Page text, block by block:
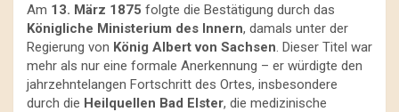
Am 13. März 1875 folgte die Bestätigung durch das
Königliche Ministerium des Innern, damals unter der
Regierung von König Albert von Sachsen. Dieser Titel war
mehr als nur eine formale Anerkennung – er würdigte den
jahrzehntelangen Fortschritt des Ortes, insbesondere
durch die Heilquellen Bad Elster, die medizinische